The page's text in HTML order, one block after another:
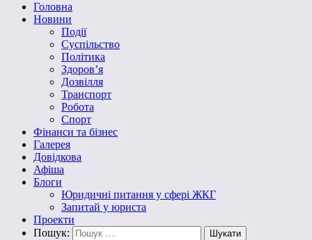
Головна
Новини
Події
Суспільство
Політика
Здоров’я
Дозвілля
Транспорт
Робота
Спорт
Фінанси та бізнес
Галерея
Довідкова
Афіша
Блоги
Юридичні питання у сфері ЖКГ
Запитай у юриста
Проекти
Пошук: